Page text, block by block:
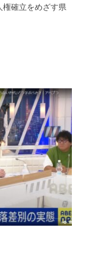
確立をめざす県